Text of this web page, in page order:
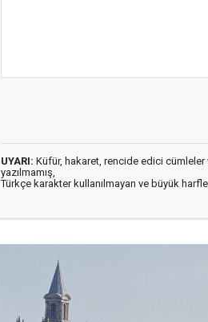
UYARI: Küfür, hakaret, rencide edici cümleler
yazılmamış,
Türkçe karakter kullanılmayan ve büyük